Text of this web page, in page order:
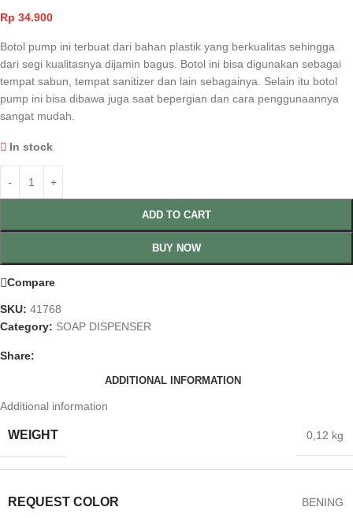
Rp 34.900
Botol pump ini terbuat dari bahan plastik yang berkualitas sehingga
dari segi kualitasnya dijamin bagus. Botol ini bisa digunakan sebagai
tempat sabun, tempat sanitizer dan lain sebagainya. Selain itu botol
pump ini bisa dibawa juga saat bepergian dan cara penggunaannya
sangat mudah.
In stock
ADD TO CART
BUY NOW
Compare
SKU: 41768
Category: SOAP DISPENSER
Share:
ADDITIONAL INFORMATION
Additional information
WEIGHT 0,12 kg
REQUEST COLOR BENING